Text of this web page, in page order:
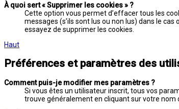
À quoi sert « Supprimer les cookies » ?
Cette option vous permet d’effacer tous les
messages (s’ils sont lus ou non lus) dans le
essayez de supprimer les cookies.
Haut
Préférences et paramètres des
Comment puis-je modifier mes paramètres ?
Si vous êtes un utilisateur inscrit, tous vos
trouve généralement en cliquant sur votre